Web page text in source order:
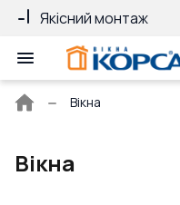
Гарантія 10 років
Головна
Вікна
Вікна